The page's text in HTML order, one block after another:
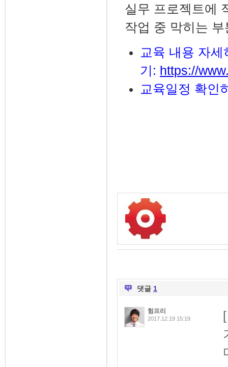
실무 프로젝트에
작업 중 막히는
교육 내용 자세
기: https://
교육일정 확인
댓글 1
험프리
2017.12.19 15:19